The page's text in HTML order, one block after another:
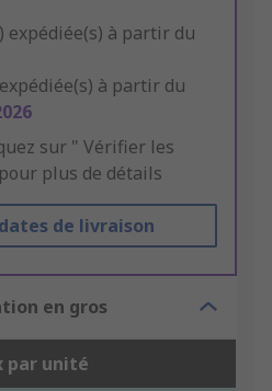
expédiée(s) à partir du
à partir du
sur " Vérifier les
plus de détails
de livraison
en gros
par unité